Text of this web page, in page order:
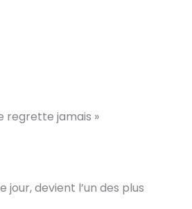
regrette jamais »
jour, devient l’un des plus